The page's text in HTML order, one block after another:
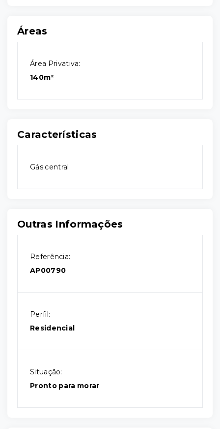
Áreas
Área Privativa:
140m²
Características
Gás central
Outras Informações
Referência:
AP00790
Perfil:
Residencial
Situação:
Pronto para morar